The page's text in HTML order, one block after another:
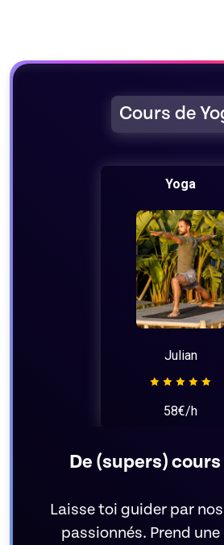
De (supers)
Laisse toi guider par
passionnés. Prend
Cours de
Yoga
Julian
58€/h